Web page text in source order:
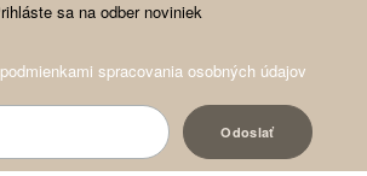
sa na odber noviniek
podmienkami spracovania osobných údajov